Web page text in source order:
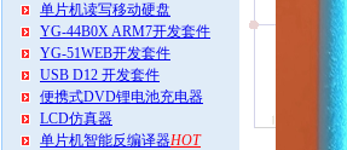
单片机读写移动硬盘
YG-44B0X ARM7开发套件
YG-51WEB开发套件
USB D12 开发套件
便携式DVD锂电池充电器
LCD仿真器
单片机智能反编译器HOT